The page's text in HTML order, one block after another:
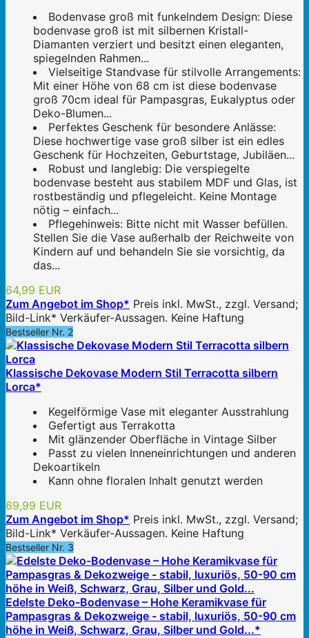
Bodenvase groß mit funkelndem Design: Diese
bodenvase groß ist mit silbernen Kristall-
Diamanten verziert und besitzt einen eleganten,
spiegelnden Rahmen...
Vielseitige Standvase für stilvolle Arrangements:
Mit einer Höhe von 68 cm ist diese bodenvase
groß 70cm ideal für Pampasgras, Eukalyptus oder
Deko-Blumen...
Perfektes Geschenk für besondere Anlässe:
Diese hochwertige vase groß silber ist ein edles
Geschenk für Hochzeiten, Geburtstage, Jubiläen...
Robust und langlebig: Die verspiegelte
bodenvase besteht aus stabilem MDF und Glas, ist
rostbeständig und pflegeleicht. Keine Montage
nötig – einfach...
Pflegehinweis: Bitte nicht mit Wasser befüllen.
Stellen Sie die Vase außerhalb der Reichweite von
Kindern auf und behandeln Sie sie vorsichtig, da
das...
64,99 EUR
Zum Angebot im Shop* Preis inkl. MwSt., zzgl. Versand;
Bild-Link* Verkäufer-Aussagen. Keine Haftung
Bestseller Nr. 2
Klassische Dekovase Modern Stil Terracotta silbern
Lorca*
Kegelförmige Vase mit eleganter Ausstrahlung
Gefertigt aus Terrakotta
Mit glänzender Oberfläche in Vintage Silber
Passt zu vielen Inneneinrichtungen und anderen
Dekoartikeln
Kann ohne floralen Inhalt genutzt werden
69,99 EUR
Zum Angebot im Shop* Preis inkl. MwSt., zzgl. Versand;
Bild-Link* Verkäufer-Aussagen. Keine Haftung
Bestseller Nr. 3
Edelste Deko-Bodenvase – Hohe Keramikvase für
Pampasgras & Dekozweige - stabil, luxuriös, 50-90 cm
höhe in Weiß, Schwarz, Grau, Silber und Gold...*